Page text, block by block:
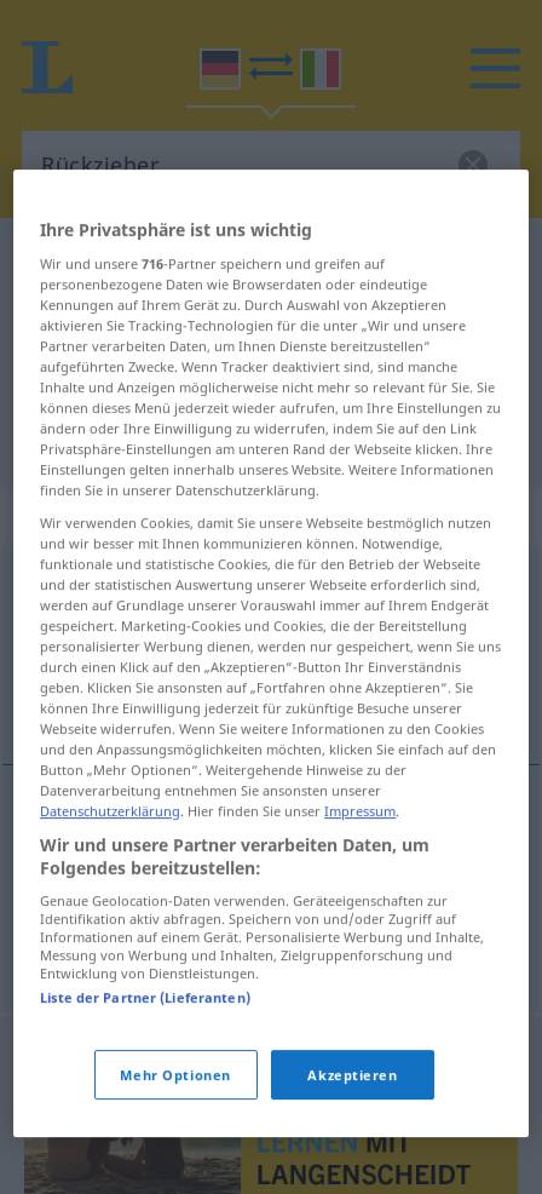
Deutsch-Italienisch Wörterbuch Rückzieher
Deutsch-Italienisch Übersetzung
für "Rückzieher"
"Rückzieher" Italienisch
Übersetzung
„Rückzieher“: Maskulinum
Rückzieherm <-s; ->
Übersicht aller Übersetzungen
(Für mehr Details die Übersetzung anklicken/antippen)
marcia indietro rovesciata
marcia indietro Rückzieher UMG FIG
rovesciataf Rückzieherbeim Fußball
Ihre Privatsphäre ist uns wichtig
Wir und unsere716-Partner speichern und greifen auf
personenbezogene Daten wie Browserdaten oder eindeutige
Kennungen auf Ihrem Gerät zu. Durch Auswahl von Akzeptieren
aktivieren Sie Tracking-Technologien für die unter „Wir und unsere
Partner verarbeiten Daten, um Ihnen Dienste bereitzustellen“
aufgeführten Zwecke. Wenn Tracker deaktiviert sind, sind manche
Inhalte und Anzeigen möglicherweise nicht mehr so relevant für Sie. Sie
können dieses Menü jederzeit wieder aufrufen, um Ihre Einstellungen zu
ändern oder Ihre Einwilligung zu widerrufen, indem Sie auf den Link
Privatsphäre-Einstellungen am unteren Rand der Webseite klicken. Ihre
Einstellungen gelten innerhalb unseres Website. Weitere Informationen
finden Sie in unserer Datenschutzerklärung.
Wir verwenden Cookies, damit Sie unsere Webseite bestmöglich nutzen
und wir besser mit Ihnen kommunizieren können. Notwendige,
funktionale und statistische Cookies, die für den Betrieb der Webseite
und der statistischen Auswertung unserer Webseite erforderlich sind,
werden auf Grundlage unserer Vorauswahl immer auf Ihrem Endgerät
gespeichert. Marketing-Cookies und Cookies, die der Bereitstellung
personalisierter Werbung dienen, werden nur gespeichert, wenn Sie uns
durch einen Klick auf den „Akzeptieren“-Button Ihr Einverständnis
geben. Klicken Sie ansonsten auf „Fortfahren ohne Akzeptieren“. Sie
können Ihre Einwilligung jederzeit für zukünftige Besuche unserer
Webseite widerrufen. Wenn Sie weitere Informationen zu den Cookies
und den Anpassungsmöglichkeiten möchten, klicken Sie einfach auf den
Button „Mehr Optionen“. Weitergehende Hinweise zu der
Datenverarbeitung entnehmen Sie ansonsten unserer
Datenschutzerklärung. Hier finden Sie unserImpressum.
Wir und unsere Partner verarbeiten Daten, um
Folgendes bereitzustellen:
Genaue Geolocation-Daten verwenden. Geräteeigenschaften zur
Identifikation aktiv abfragen. Speichern von und/oder Zugriff auf
Informationen auf einem Gerät. Personalisierte Werbung und Inhalte,
Messung von Werbung und Inhalten, Zielgruppenforschung und
Entwicklung von Dienstleistungen.
Liste der Partner (Lieferanten)
Mehr Optionen Akzeptieren